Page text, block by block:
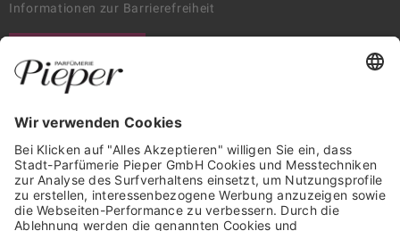
Informationen zur Barrierefreiheit